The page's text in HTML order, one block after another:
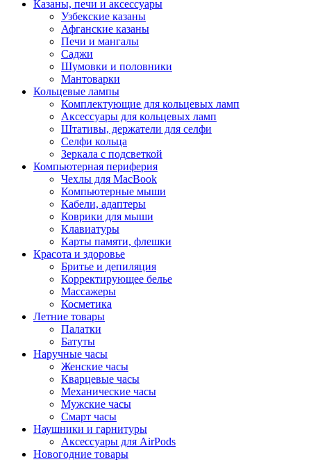
Казаны, печи и аксессуары
Узбекские казаны
Афганские казаны
Печи и мангалы
Саджи
Шумовки и половники
Мантоварки
Кольцевые лампы
Комплектующие для кольцевых ламп
Аксессуары для кольцевых ламп
Штативы, держатели для селфи
Селфи кольца
Зеркала с подсветкой
Компьютерная периферия
Чехлы для MacBook
Компьютерные мыши
Кабели, адаптеры
Коврики для мыши
Клавиатуры
Карты памяти, флешки
Красота и здоровье
Бритье и депиляция
Корректирующее белье
Массажеры
Косметика
Летние товары
Палатки
Батуты
Наручные часы
Женские часы
Кварцевые часы
Механические часы
Мужские часы
Смарт часы
Наушники и гарнитуры
Аксессуары для AirPods
Новогодние товары